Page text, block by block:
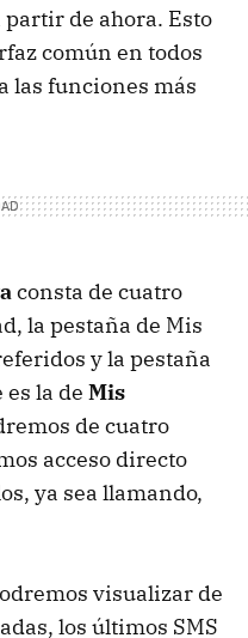
de ahora. Esto
común en todos
las funciones más
consta de cuatro
la pestaña de Mis
y la pestaña
la de Mis
de cuatro
acceso directo
ya sea llamando,
visualizar de
los últimos SMS